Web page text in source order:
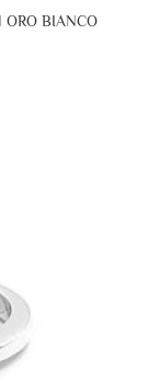
ORO BIANCO